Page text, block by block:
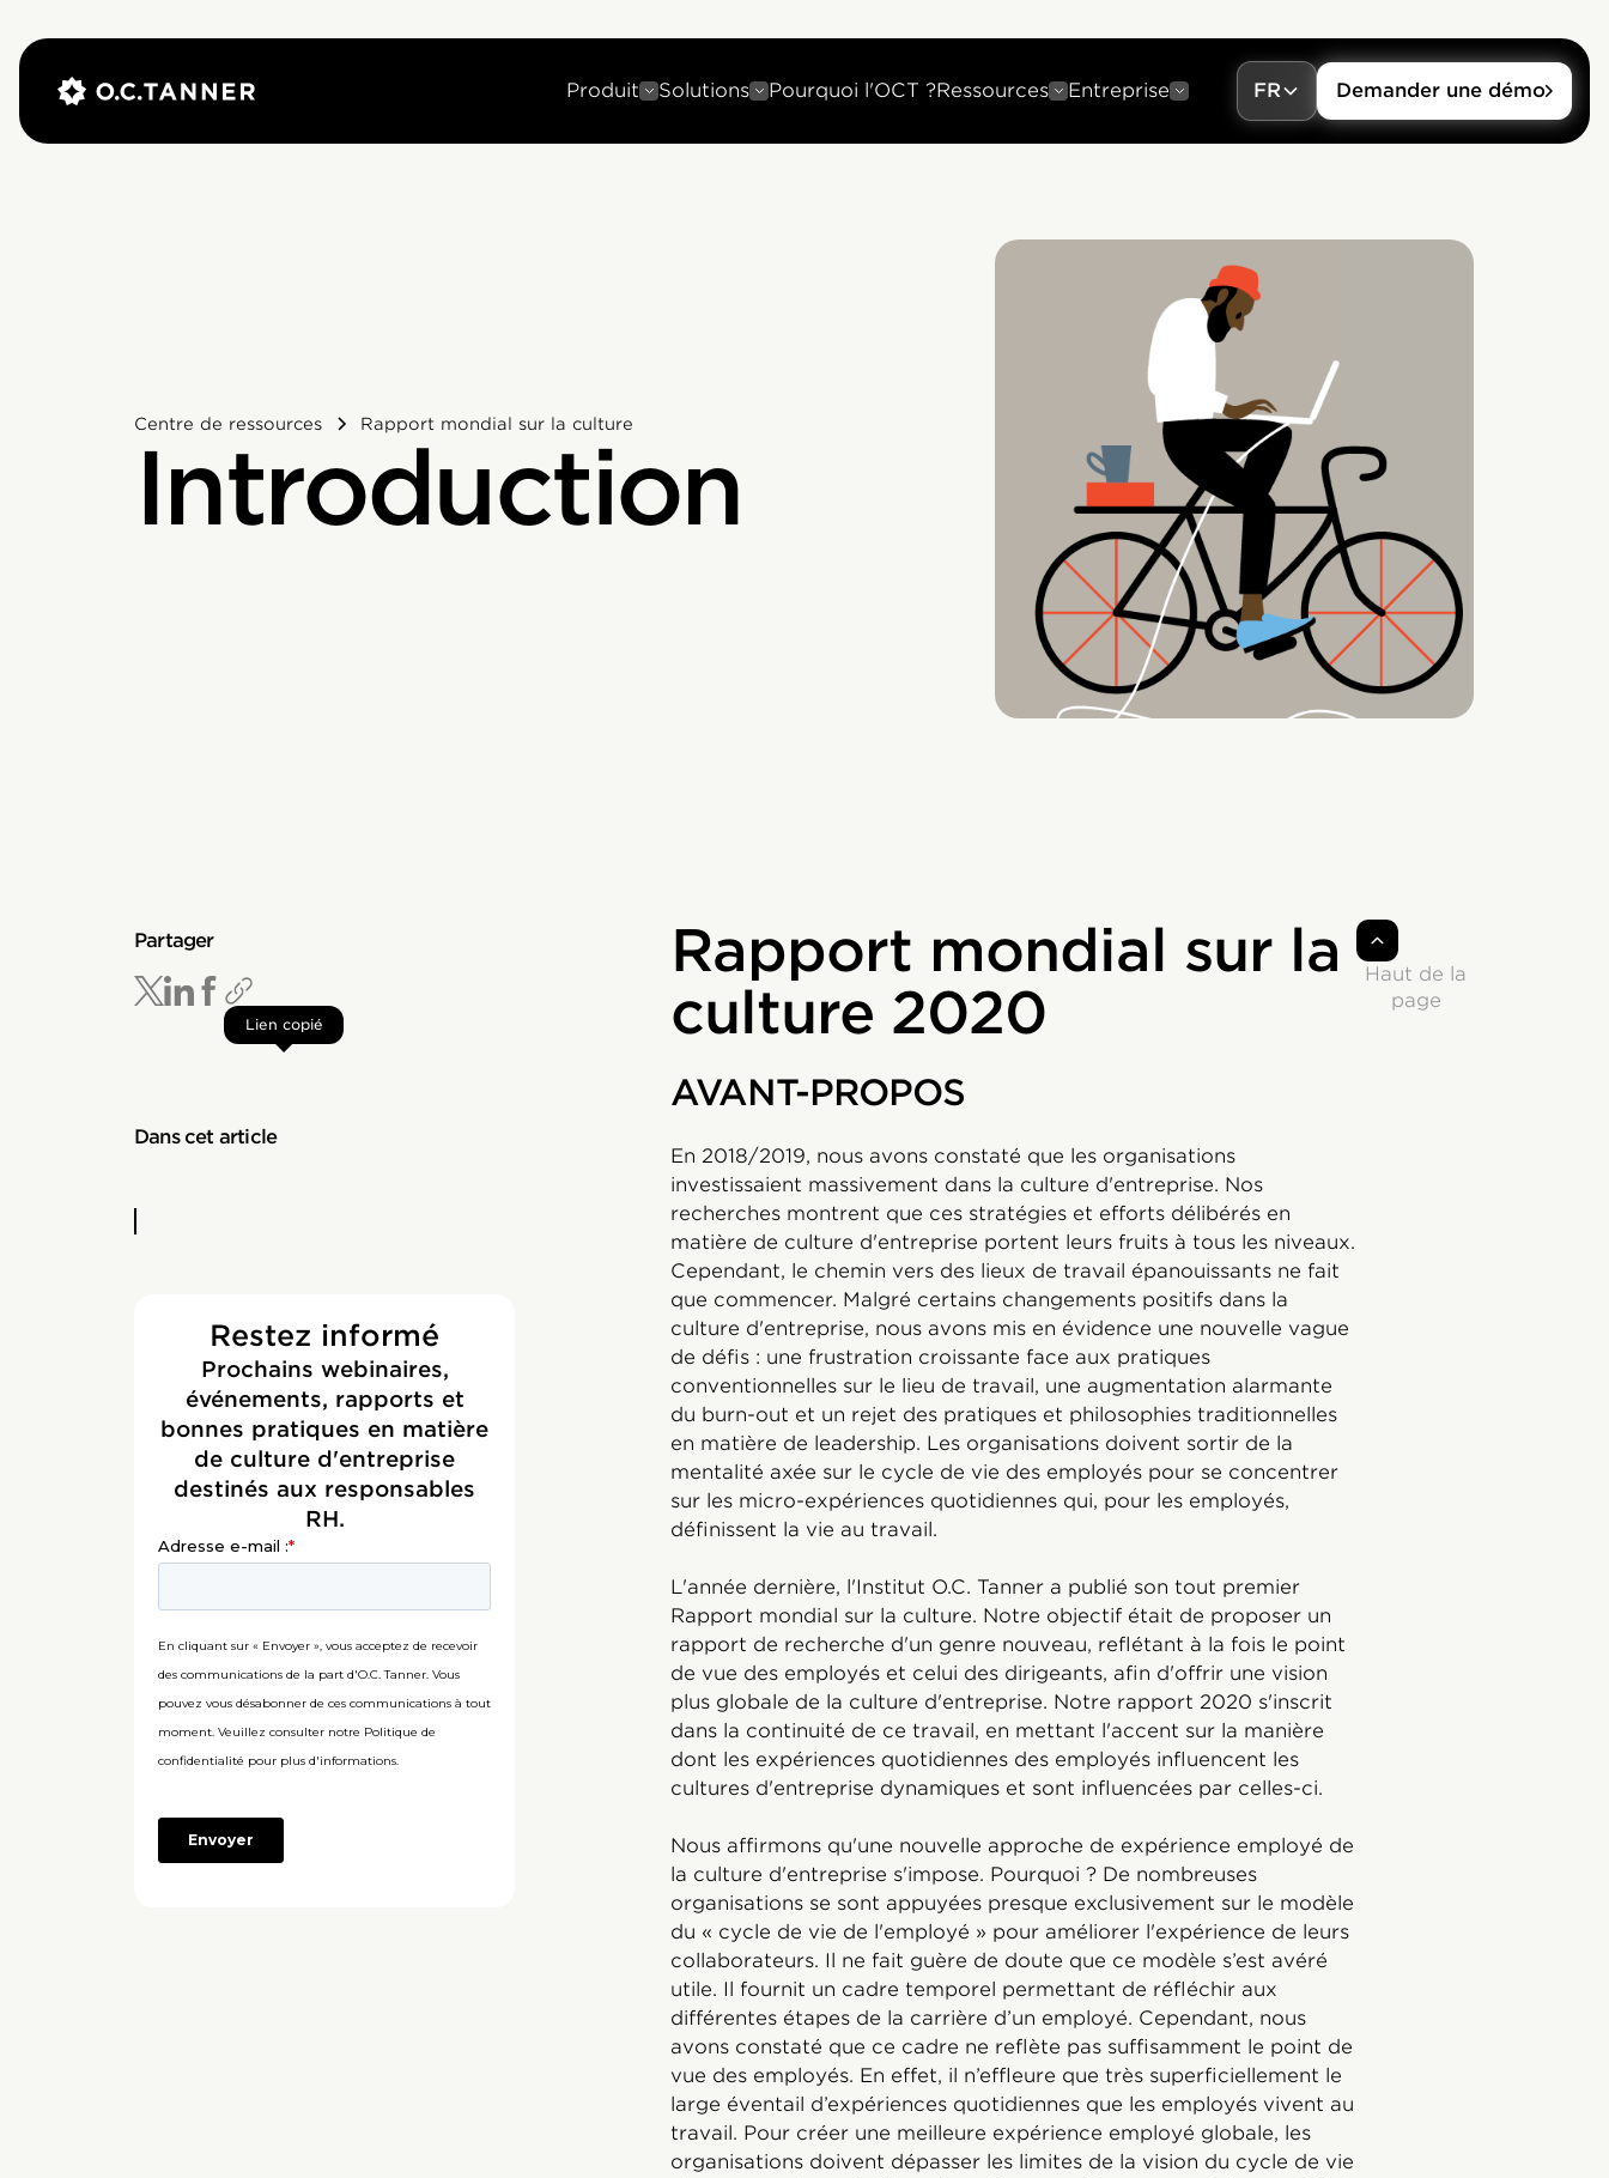
Produit Solutions Pourquoi l'OCT ?Ressources Entreprise FR Demander une démo
Centre de ressources Rapport mondial sur la culture
Introduction
Partager
Lien copié
Dans cet article
Restez informé
Prochains webinaires,
événements, rapports et
bonnes pratiques en matière
de culture d'entreprise
destinés aux responsables
RH.
Rapport mondial sur la
culture 2020
AVANT-PROPOS
En 2018/2019, nous avons constaté que les organisations
investissaient massivement dans la culture d'entreprise. Nos
recherches montrent que ces stratégies et efforts délibérés en
matière de culture d'entreprise portent leurs fruits à tous les niveaux.
Cependant, le chemin vers des lieux de travail épanouissants ne fait
que commencer. Malgré certains changements positifs dans la
culture d'entreprise, nous avons mis en évidence une nouvelle vague
de défis : une frustration croissante face aux pratiques
conventionnelles sur le lieu de travail, une augmentation alarmante
du burn-out et un rejet des pratiques et philosophies traditionnelles
en matière de leadership. Les organisations doivent sortir de la
mentalité axée sur le cycle de vie des employés pour se concentrer
sur les micro-expériences quotidiennes qui, pour les employés,
définissent la vie au travail.
L'année dernière, l'Institut O.C. Tanner a publié son tout premier
Rapport mondial sur la culture. Notre objectif était de proposer un
rapport de recherche d'un genre nouveau, reflétant à la fois le point
de vue des employés et celui des dirigeants, afin d'offrir une vision
plus globale de la culture d'entreprise. Notre rapport 2020 s'inscrit
dans la continuité de ce travail, en mettant l'accent sur la manière
dont les expériences quotidiennes des employés influencent les
cultures d'entreprise dynamiques et sont influencées par celles-ci.
Nous affirmons qu'une nouvelle approche de expérience employé de
la culture d'entreprise s'impose. Pourquoi ? De nombreuses
organisations se sont appuyées presque exclusivement sur le modèle
du « cycle de vie de l'employé » pour améliorer l'expérience de leurs
collaborateurs. Il ne fait guère de doute que ce modèle s’est avéré
utile. Il fournit un cadre temporel permettant de réfléchir aux
différentes étapes de la carrière d’un employé. Cependant, nous
avons constaté que ce cadre ne reflète pas suffisamment le point de
vue des employés. En effet, il n’effleure que très superficiellement le
large éventail d’expériences quotidiennes que les employés vivent au
travail. Pour créer une meilleure expérience employé globale, les
organisations doivent dépasser les limites de la vision du cycle de vie
Haut de la
page